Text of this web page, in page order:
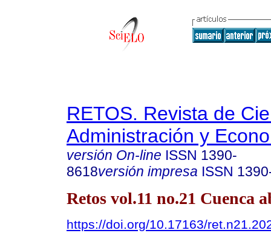
RETOS. Revista de
Administración y
versión On-line ISSN 1390-
8618versión impresa ISSN
Retos vol.11 no.21 Cuenca
https://doi.org/10.17163/